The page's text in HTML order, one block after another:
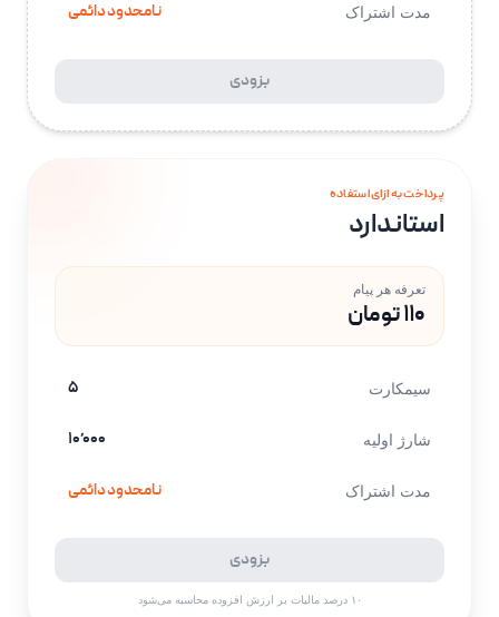
مدت اشتراک نامحدود دائمی
بزودی
پرداخت به ازای استفاده
استاندارد
تعرفه هر پیام
۱۱۰ تومان
سیمکارت ۵
شارژ اولیه ۱۰٬۰۰۰
مدت اشتراک نامحدود دائمی
بزودی
۱۰ درصد مالیات بر ارزش افزوده محاسبه می‌شود